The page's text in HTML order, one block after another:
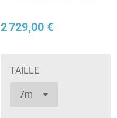
2 729,00 €
TAILLE